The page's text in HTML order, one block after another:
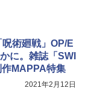
ワイヤレスコン
、Xbox Serie
パターン シフター
ル特典:オリジナル
術廻戦」OP/E
に。雑誌「SWI
MAPPA特集
2021年2月12日